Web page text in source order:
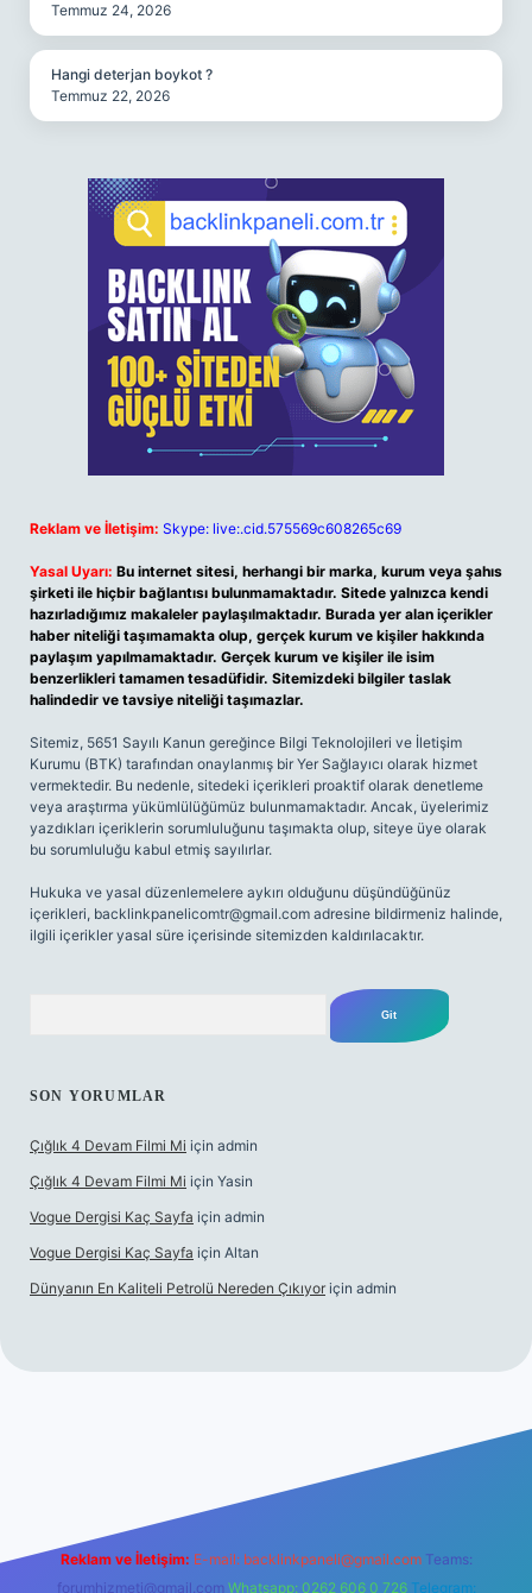
Temmuz 24, 2026
Hangi deterjan boykot ?
Temmuz 22, 2026
Reklam ve İletişim: Skype: live:.cid.575569c608265c69
Yasal Uyarı: Bu internet sitesi, herhangi bir marka, kurum veya şahıs
şirketi ile hiçbir bağlantısı bulunmamaktadır. Sitede yalnızca kendi
hazırladığımız makaleler paylaşılmaktadır. Burada yer alan içerikler
haber niteliği taşımamakta olup, gerçek kurum ve kişiler hakkında
paylaşım yapılmamaktadır. Gerçek kurum ve kişiler ile isim
benzerlikleri tamamen tesadüfidir. Sitemizdeki bilgiler taslak
halindedir ve tavsiye niteliği taşımazlar.
Sitemiz, 5651 Sayılı Kanun gereğince Bilgi Teknolojileri ve İletişim
Kurumu (BTK) tarafından onaylanmış bir Yer Sağlayıcı olarak hizmet
vermektedir. Bu nedenle, sitedeki içerikleri proaktif olarak denetleme
veya araştırma yükümlülüğümüz bulunmamaktadır. Ancak, üyelerimiz
yazdıkları içeriklerin sorumluluğunu taşımakta olup, siteye üye olarak
bu sorumluluğu kabul etmiş sayılırlar.
Hukuka ve yasal düzenlemelere aykırı olduğunu düşündüğünüz
içerikleri, backlinkpanelicomtr@gmail.com adresine bildirmeniz halinde,
ilgili içerikler yasal süre içerisinde sitemizden kaldırılacaktır.
SON YORUMLAR
Çığlık 4 Devam Filmi Mi için admin
Çığlık 4 Devam Filmi Mi için Yasin
Vogue Dergisi Kaç Sayfa için admin
Vogue Dergisi Kaç Sayfa için Altan
Dünyanın En Kaliteli Petrolü Nereden Çıkıyor için admin
Reklam ve İletişim: E-mail: backlinkpaneli@gmail.com Teams:
forumhizmeti@gmail.com Whatsapp: 0262 606 0 726 Telegram: